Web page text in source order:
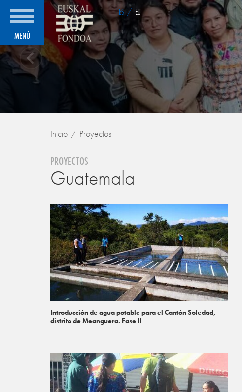
MENÚ
ES / EU
Inicio Proyectos
PROYECTOS
Guatemala
Introducción de agua potable para el Cantón Soledad,
distrito de Meanguera. Fase II